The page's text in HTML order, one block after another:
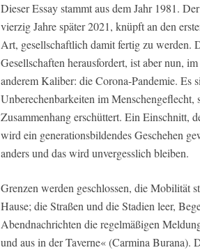
Dieser Essay stammt aus dem Jahr 1981.
vierzig Jahre später 2021, knüpft an den
Art, gesellschaftlich damit fertig zu werden.
Gesellschaften herausfordert, ist aber nun,
anderem Kaliber: die Corona-Pandemie. Es
Unberechenbarkeiten im
Zusammenhang erschüttert. Ein Einschnitt,
wird ein generationsbildendes Geschehen
anders und das wird unvergesslich bleiben.
Grenzen werden geschlossen, die Mobilität
Hause; die Straßen und die Stadien leer,
Abendnachrichten die regelmäßigen
und aus in der Taverne« (Carmina Burana).